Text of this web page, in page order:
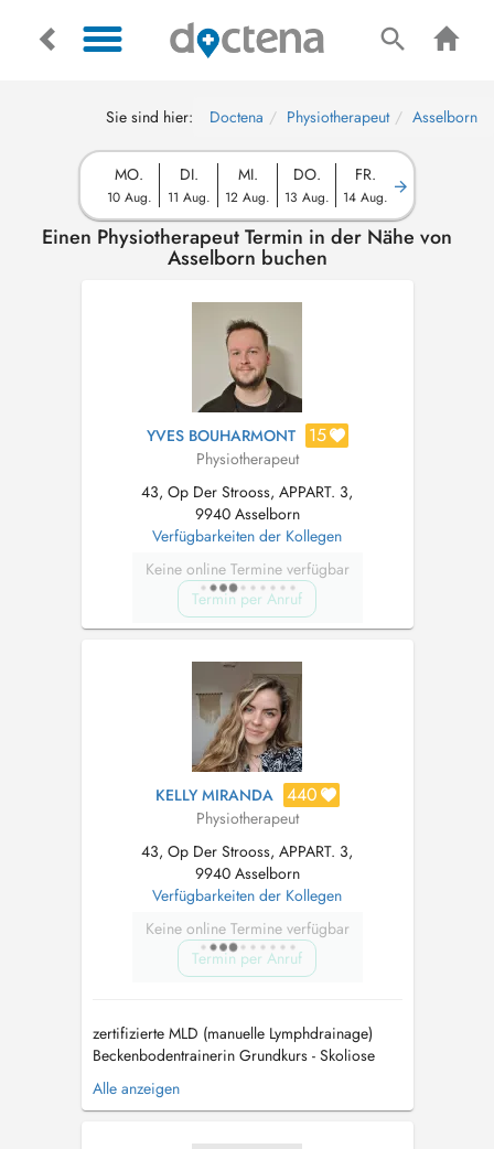
Sie sind hier: Doctena Physiotherapeut Asselborn
MO.
10 Aug.
DI.
11 Aug.
MI.
12 Aug.
DO.
13 Aug.
FR.
14 Aug.
Einen Physiotherapeut Termin in der Nähe von
Asselborn buchen
YVES BOUHARMONT 15
Physiotherapeut
43, Op Der Strooss, APPART. 3,
9940 Asselborn
Verfügbarkeiten der Kollegen
Keine online Termine verfügbar
Termin per Anruf
KELLY MIRANDA 440
Physiotherapeut
43, Op Der Strooss, APPART. 3,
9940 Asselborn
Verfügbarkeiten der Kollegen
Keine online Termine verfügbar
Termin per Anruf
zertifizierte MLD (manuelle Lymphdrainage)
Beckenbodentrainerin Grundkurs - Skoliose
(nach Schroth) Schulter in der konservativen
und postoperativen Reha (nach Schönbeck)
Alle anzeigen